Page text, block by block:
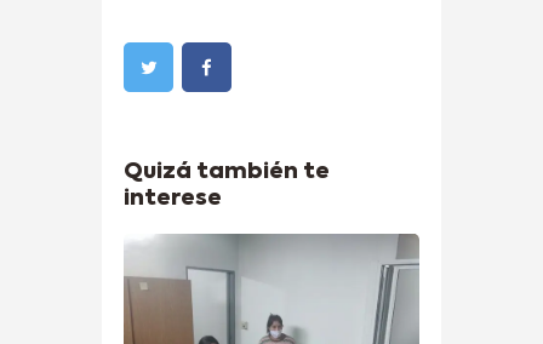
Quizá también te
interese